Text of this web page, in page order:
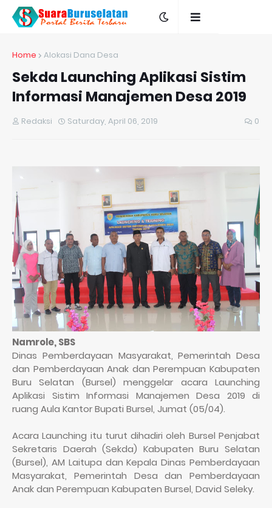
Home Alokasi Dana Desa
Sekda Launching Aplikasi Sistim
Informasi Manajemen Desa 2019
Redaksi Saturday, April 06, 2019 0
Namrole, SBS
Dinas Pemberdayaan Masyarakat, Pemerintah Desa
dan Pemberdayaan Anak dan Perempuan Kabupaten
Buru Selatan (Bursel) menggelar acara Launching
Aplikasi Sistim Informasi Manajemen Desa 2019 di
ruang Aula Kantor Bupati Bursel, Jumat (05/04).
Acara Launching itu turut dihadiri oleh Bursel Penjabat
Sekretaris Daerah (Sekda) Kabupaten Buru Selatan
(Bursel), AM Laitupa dan Kepala Dinas Pemberdayaan
Masyarakat, Pemerintah Desa dan Pemberdayaan
Anak dan Perempuan Kabupaten Bursel, David Seleky.